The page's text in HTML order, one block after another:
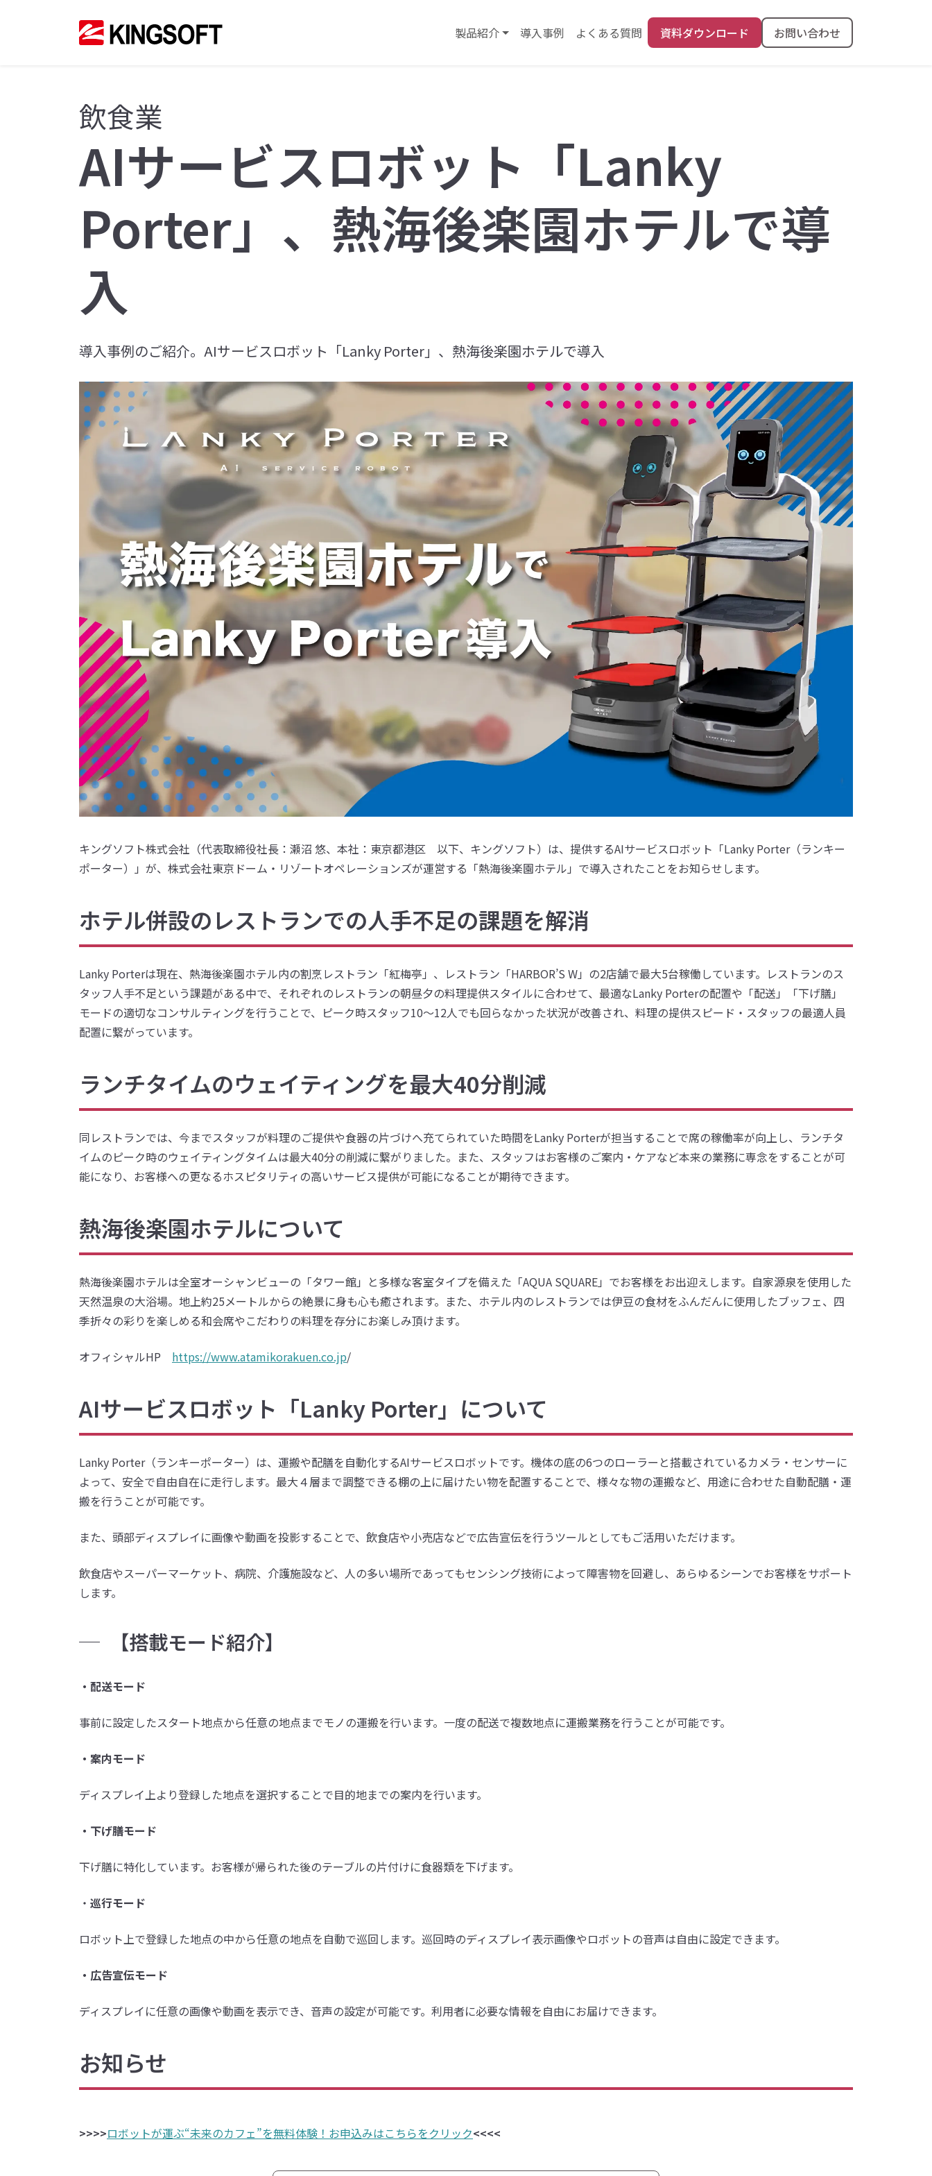
製品紹介 導入事例 よくある質問 資料ダウンロード お問い合わせ
飲食業
AIサービスロボット「Lanky
Porter」、熱海後楽園ホテルで導
入
導入事例のご紹介。AIサービスロボット「Lanky Porter」、熱海後楽園ホテルで導入
キングソフト株式会社（代表取締役社長：瀬沼 悠、本社：東京都港区 以下、キングソフト）は、提供するAIサービスロボット「Lanky Porter（ランキー
ポーター）」が、株式会社東京ドーム・リゾートオペレーションズが運営する「熱海後楽園ホテル」で導入されたことをお知らせします。
ホテル併設のレストランでの人手不足の課題を解消
Lanky Porterは現在、熱海後楽園ホテル内の割烹レストラン「紅梅亭」、レストラン「HARBOR’S W」の2店舗で最大5台稼働しています。レストランのス
タッフ人手不足という課題がある中で、それぞれのレストランの朝昼夕の料理提供スタイルに合わせて、最適なLanky Porterの配置や「配送」「下げ膳」
モードの適切なコンサルティングを行うことで、ピーク時スタッフ10～12人でも回らなかった状況が改善され、料理の提供スピード・スタッフの最適人員
配置に繋がっています。
ランチタイムのウェイティングを最大40分削減
同レストランでは、今までスタッフが料理のご提供や食器の片づけへ充てられていた時間をLanky Porterが担当することで席の稼働率が向上し、ランチタ
イムのピーク時のウェイティングタイムは最大40分の削減に繋がりました。また、スタッフはお客様のご案内・ケアなど本来の業務に専念をすることが可
能になり、お客様への更なるホスピタリティの高いサービス提供が可能になることが期待できます。
熱海後楽園ホテルについて
熱海後楽園ホテルは全室オーシャンビューの「タワー館」と多様な客室タイプを備えた「AQUA SQUARE」でお客様をお出迎えします。自家源泉を使用した
天然温泉の大浴場。地上約25メートルからの絶景に身も心も癒されます。また、ホテル内のレストランでは伊豆の食材をふんだんに使用したブッフェ、四
季折々の彩りを楽しめる和会席やこだわりの料理を存分にお楽しみ頂けます。
オフィシャルHP https://www.atamikorakuen.co.jp/
AIサービスロボット「Lanky Porter」について
Lanky Porter（ランキーポーター）は、運搬や配膳を自動化するAIサービスロボットです。機体の底の6つのローラーと搭載されているカメラ・センサーに
よって、安全で自由自在に走行します。最大４層まで調整できる棚の上に届けたい物を配置することで、様々な物の運搬など、用途に合わせた自動配膳・運
搬を行うことが可能です。
また、頭部ディスプレイに画像や動画を投影することで、飲食店や小売店などで広告宣伝を行うツールとしてもご活用いただけます。
飲食店やスーパーマーケット、病院、介護施設など、人の多い場所であってもセンシング技術によって障害物を回避し、あらゆるシーンでお客様をサポート
します。
【搭載モード紹介】
・配送モード
事前に設定したスタート地点から任意の地点までモノの運搬を行います。一度の配送で複数地点に運搬業務を行うことが可能です。
・案内モード
ディスプレイ上より登録した地点を選択することで目的地までの案内を行います。
・下げ膳モード
下げ膳に特化しています。お客様が帰られた後のテーブルの片付けに食器類を下げます。
・ 巡行モード
ロボット上で登録した地点の中から任意の地点を自動で巡回します。巡回時のディスプレイ表示画像やロボットの音声は自由に設定できます。
・広告宣伝モード
ディスプレイに任意の画像や動画を表示でき、音声の設定が可能です。利用者に必要な情報を自由にお届けできます。
お知らせ
>>>>ロボットが運ぶ“未来のカフェ”を無料体験！お申込みはこちらをクリック<<<<